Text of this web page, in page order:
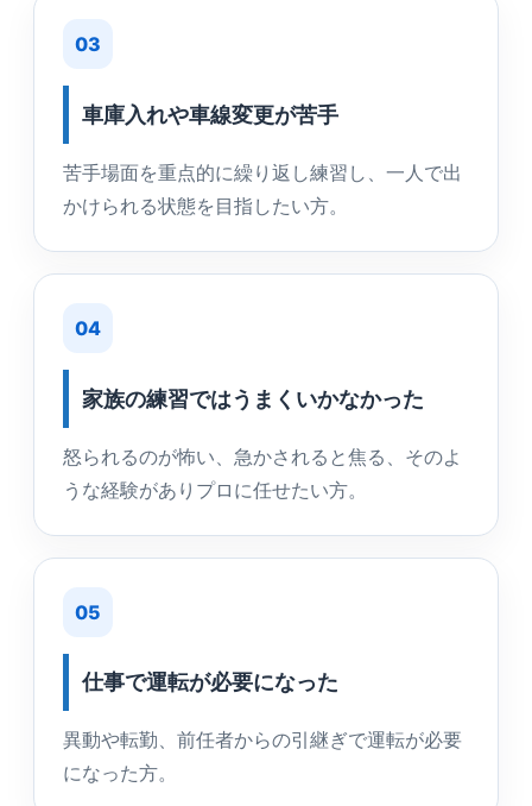
03
車庫入れや車線変更が苦手
苦手場面を重点的に繰り返し練習し、一人で出
かけられる状態を目指したい方。
04
家族の練習ではうまくいかなかった
怒られるのが怖い、急かされると焦る、そのよ
うな経験がありプロに任せたい方。
05
仕事で運転が必要になった
異動や転勤、前任者からの引継ぎで運転が必要
になった方。